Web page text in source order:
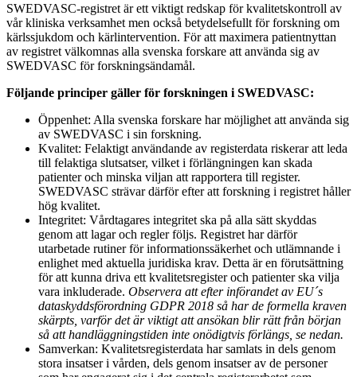
SWEDVASC-registret är ett viktigt redskap för kvalitetskontroll av
vår kliniska verksamhet men också betydelsefullt för forskning om
kärlssjukdom och kärlintervention. För att maximera patientnyttan
av registret välkomnas alla svenska forskare att använda sig av
SWEDVASC för forskningsändamål.
Följande principer gäller för forskningen i SWEDVASC:
Öppenhet: Alla svenska forskare har möjlighet att använda sig
av SWEDVASC i sin forskning.
Kvalitet: Felaktigt användande av registerdata riskerar att leda
till felaktiga slutsatser, vilket i förlängningen kan skada
patienter och minska viljan att rapportera till register.
SWEDVASC strävar därför efter att forskning i registret håller
hög kvalitet.
Integritet: Vårdtagares integritet ska på alla sätt skyddas
genom att lagar och regler följs. Registret har därför
utarbetade rutiner för informationssäkerhet och utlämnande i
enlighet med aktuella juridiska krav. Detta är en förutsättning
för att kunna driva ett kvalitetsregister och patienter ska vilja
vara inkluderade. Observera att efter införandet av EU´s
dataskyddsförordning GDPR 2018 så har de formella kraven
skärpts, varför det är viktigt att ansökan blir rätt från början
så att handläggningstiden inte onödigtvis förlängs, se nedan.
Samverkan: Kvalitetsregisterdata har samlats in dels genom
stora insatser i vården, dels genom insatser av de personer